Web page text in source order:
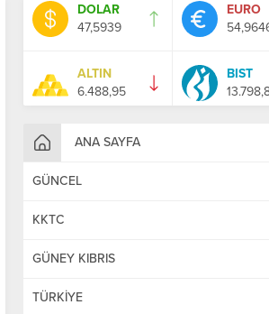
DOLAR
47,5939
EURO
ALTIN
6.488,95
BIST
ANA SAYFA
GÜNCEL
KKTC
GÜNEY KIBRIS
TÜRKİYE